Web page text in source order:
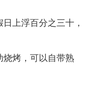
上浮百分之三十，
烤，可以自带熟